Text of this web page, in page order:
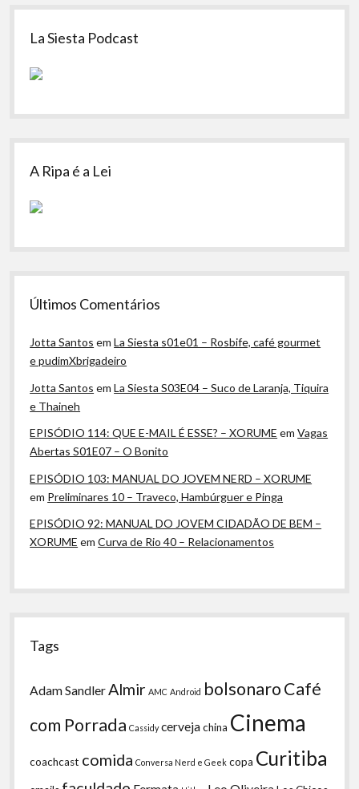
Sidebar
La Siesta Podcast
A Ripa é a Lei
Últimos Comentários
Jotta Santos emLa Siesta s01e01 – Rosbife, café gourmet
e pudimXbrigadeiro
Jotta Santos emLa Siesta S03E04 – Suco de Laranja, Tiquira
e Thaineh
EPISÓDIO 114: QUE E-MAIL É ESSE? – XORUME emVagas
Abertas S01E07 – O Bonito
EPISÓDIO 103: MANUAL DO JOVEM NERD – XORUME
em Preliminares 10 – Traveco, Hambúrguer e Pinga
EPISÓDIO 92: MANUAL DO JOVEM CIDADÃO DE BEM –
XORUME emCurva de Rio 40 – Relacionamentos
Tags
Adam Sandler Almir AMC Android bolsonaroCafé
com Porrada Cassidy cervejachina Cinema
coachcast comida Conversa Nerd e Geek copa Curitiba